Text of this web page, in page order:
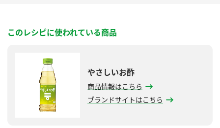
このレシピに使われている商品
やさしいお酢
商品情報はこちら
ブランドサイトはこちら